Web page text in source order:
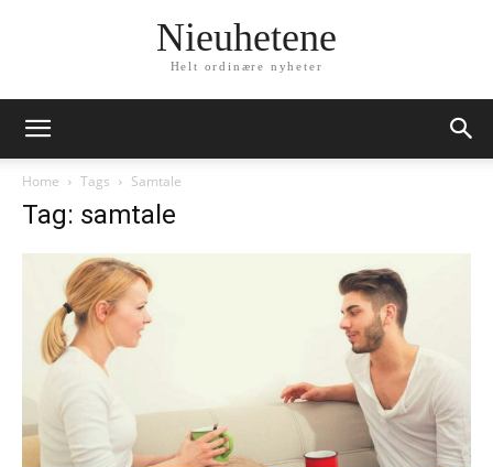
Nieuhetene
Helt ordinære nyheter
Home Tags Samtale
Tag: samtale